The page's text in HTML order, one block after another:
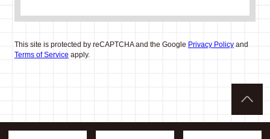
This site is protected by reCAPTCHA and the Google Privacy Policyand
Terms of Service apply.